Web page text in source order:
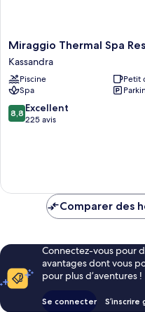
Miraggio
Thermal
Spa
Resort
Kassandra
Miraggio Thermal Spa
Kassandra
Piscine
Petit
Spa
8.8
sur
8,8 Excellent
225 avis
Comparer des
Connectez-vous pour
avantages dont vous
pour plus d’aventures !
Se connecter